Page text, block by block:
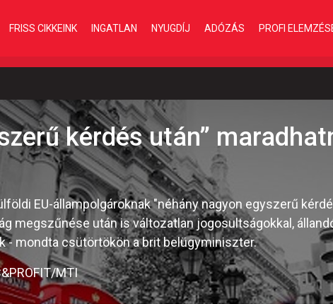
FRISS CIKKEINK INGATLAN NYUGDÍJ ADÓZÁS PROFI
kérdés után”
EU-állampolgároknak "néhány nagyon egyszerű
megszűnése után is változatlan jogosultságokkal,
- mondta csütörtökön a brit belügyminiszter.
MTI